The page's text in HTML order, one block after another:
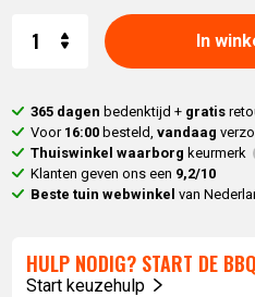
In
365 dagen bedenktijd + gratis
Voor 16:00 besteld,vandaag
Thuiswinkel waarborg keurmerk
Klanten geven ons een 9,2/10
Beste tuin webwinkel van
HULP NODIG? START DE
Start keuzehulp